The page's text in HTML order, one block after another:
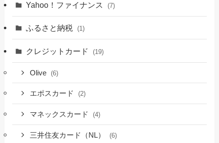
Yahoo！ファイナンス (7)
ふるさと納税 (1)
クレジットカード (19)
Olive (6)
エポスカード (2)
マネックスカード (4)
三井住友カード（NL） (6)